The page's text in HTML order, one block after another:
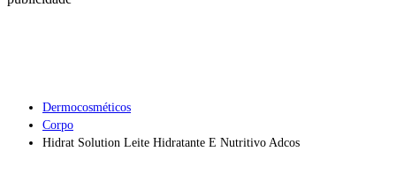
Dermocosméticos
Corpo
Hidrat Solution Leite Hidratante E Nutritivo Adcos